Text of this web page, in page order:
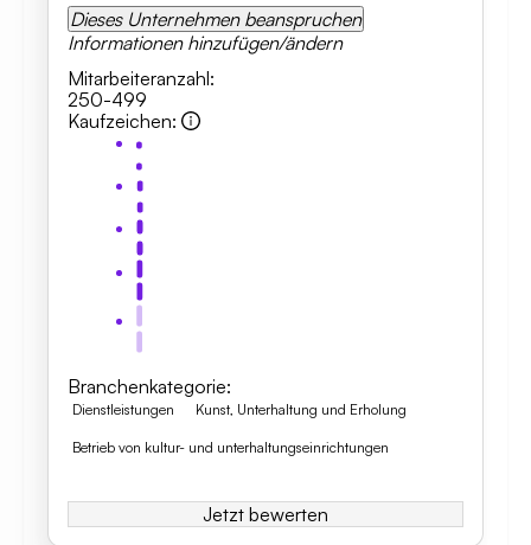
Dieses Unternehmen beanspruchen
Informationen hinzufügen/ändern
Mitarbeiteranzahl:
250-499
Kaufzeichen:
Branchenkategorie:
Dienstleistungen Kunst, Unterhaltung und Erholung
Betrieb von kultur- und unterhaltungseinrichtungen
Jetzt bewerten